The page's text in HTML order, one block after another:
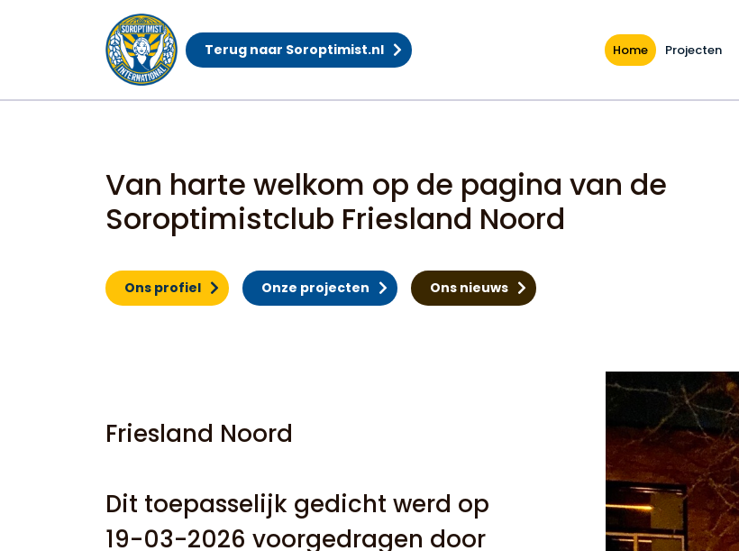
Terug naar Soroptimist.nl Home Projecten
Van harte welkom op de pagina van de
Soroptimistclub Friesland Noord
Ons profiel Onze projecten Ons nieuws
Friesland Noord
Dit toepasselijk gedicht werd op
19-03-2026 voorgedragen door